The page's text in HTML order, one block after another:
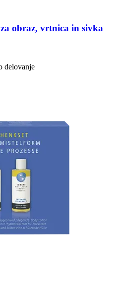
obraz, vrtnica in sivka
delovanje